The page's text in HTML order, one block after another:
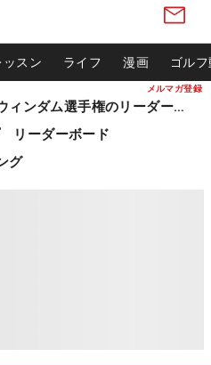
メルマガ登録
ッスン ライフ 漫画 ゴル
松山英樹ら出場 ウィンダム選手権のリーダーボード
リーダーボード
グ